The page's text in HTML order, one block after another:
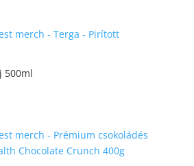
500ml